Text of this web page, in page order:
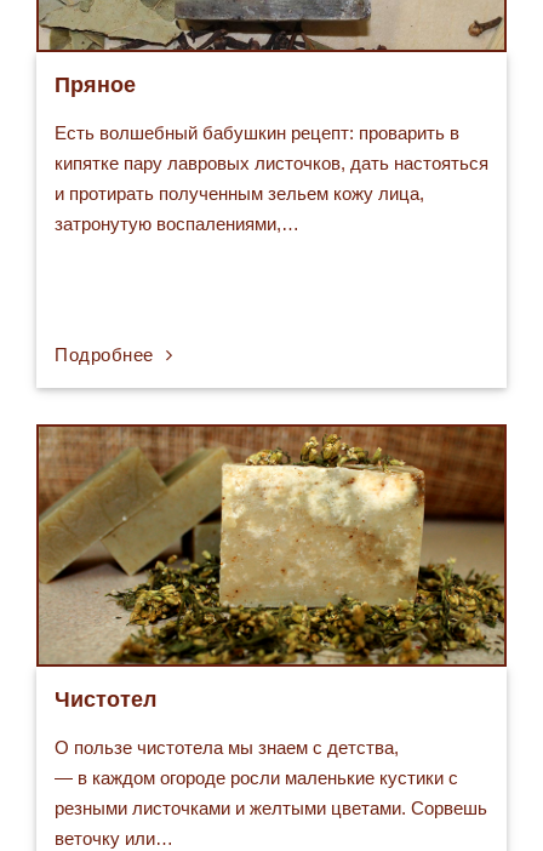
Пряное
Есть волшебный бабушкин рецепт: проварить в
кипятке пару лавровых листочков, дать настояться
и протирать полученным зельем кожу лица,
затронутую воспалениями,…
Подробнее
Чистотел
О пользе чистотела мы знаем с детства,
— в каждом огороде росли маленькие кустики с
резными листочками и желтыми цветами. Сорвешь
веточку или…